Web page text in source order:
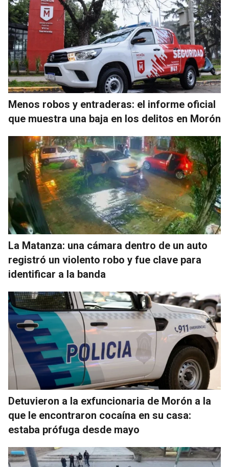
Menos robos y entraderas: el informe oficial
que muestra una baja en los delitos en Morón
La Matanza: una cámara dentro de un auto
registró un violento robo y fue clave para
identificar a la banda
Detuvieron a la exfuncionaria de Morón a la
que le encontraron cocaína en su casa:
estaba prófuga desde mayo